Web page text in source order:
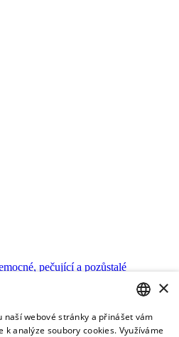
pečující a pozůstalé
CZECH
×
webové stránky a přinášet vám
analýze soubory cookies. Využíváme